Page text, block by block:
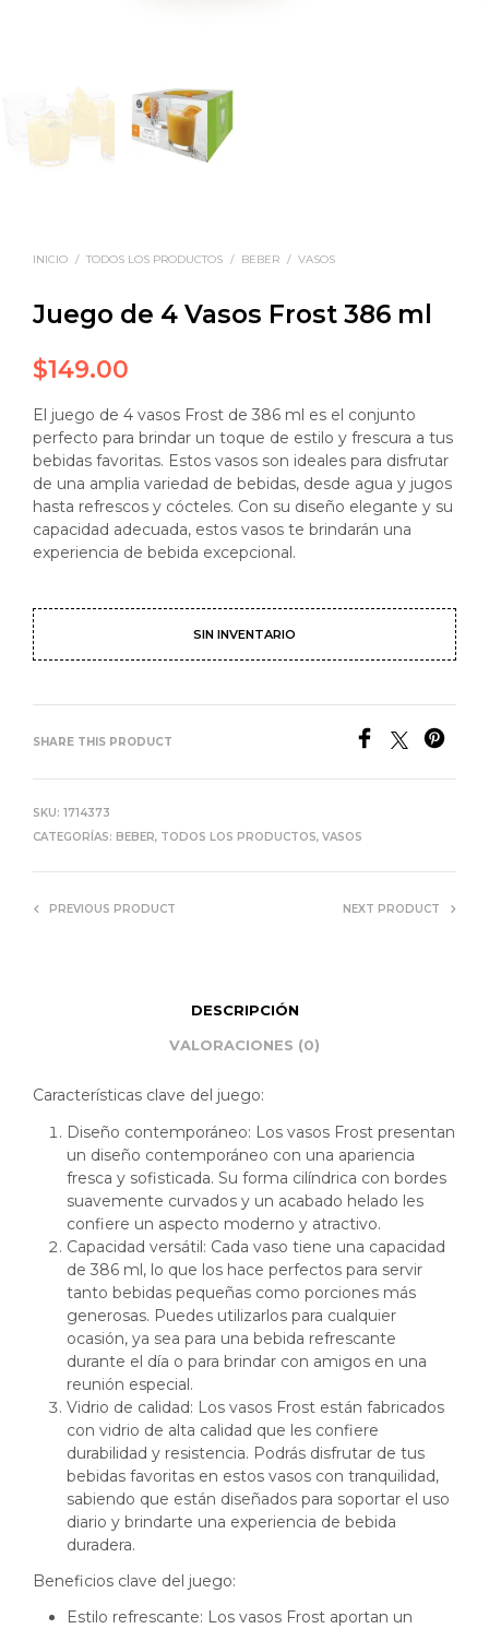
INICIO / TODOS LOS PRODUCTOS / BEBER / VASOS
Juego de 4 Vasos Frost 386 ml
$149.00
El juego de 4 vasos Frost de 386 ml es el conjunto
perfecto para brindar un toque de estilo y frescura a tus
bebidas favoritas. Estos vasos son ideales para disfrutar
de una amplia variedad de bebidas, desde agua y jugos
hasta refrescos y cócteles. Con su diseño elegante y su
capacidad adecuada, estos vasos te brindarán una
experiencia de bebida excepcional.
SIN INVENTARIO
SHARE THIS PRODUCT
SKU: 1714373
CATEGORÍAS: BEBER, TODOS LOS PRODUCTOS, VASOS
PREVIOUS PRODUCT NEXT PRODUCT
DESCRIPCIÓN
VALORACIONES (0)
Características clave del juego:
Diseño contemporáneo: Los vasos Frost presentan
un diseño contemporáneo con una apariencia
fresca y sofisticada. Su forma cilíndrica con bordes
suavemente curvados y un acabado helado les
confiere un aspecto moderno y atractivo.
Capacidad versátil: Cada vaso tiene una capacidad
de 386 ml, lo que los hace perfectos para servir
tanto bebidas pequeñas como porciones más
generosas. Puedes utilizarlos para cualquier
ocasión, ya sea para una bebida refrescante
durante el día o para brindar con amigos en una
reunión especial.
Vidrio de calidad: Los vasos Frost están fabricados
con vidrio de alta calidad que les confiere
durabilidad y resistencia. Podrás disfrutar de tus
bebidas favoritas en estos vasos con tranquilidad,
sabiendo que están diseñados para soportar el uso
diario y brindarte una experiencia de bebida
duradera.
Beneficios clave del juego:
Estilo refrescante: Los vasos Frost aportan un